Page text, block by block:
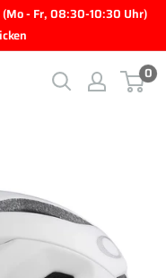
- Fr, 08:30-10:30 Uhr)
0